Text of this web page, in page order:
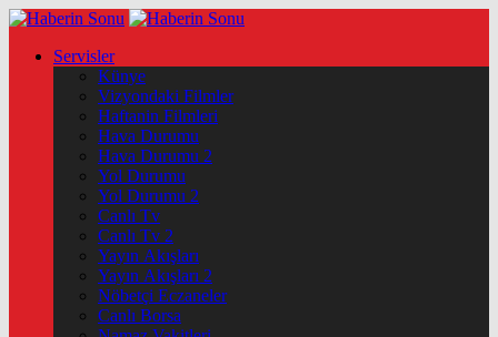
Servisler
Künye
Vizyondaki Filmler
Haftanin Filmleri
Hava Durumu
Hava Durumu 2
Yol Durumu
Yol Durumu 2
Canlı Tv
Canlı Tv 2
Yayın Akışları
Yayın Akışları 2
Nöbetçi Eczaneler
Canlı Borsa